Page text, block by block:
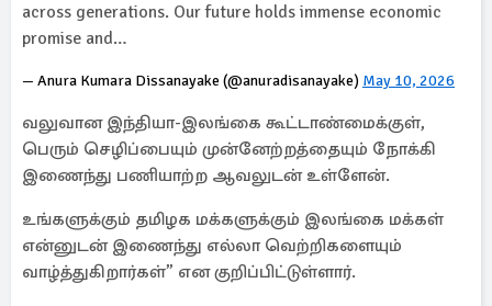
across generations. Our future holds immense economic
promise and…
— Anura Kumara Dissanayake (@anuradisanayake) May 10, 2026
வலுவான இந்தியா-இலங்கை கூட்டாண்மைக்குள்,
பெரும் செழிப்பையும் முன்னேற்றத்தையும் நோக்கி
இணைந்து பணியாற்ற ஆவலுடன் உள்ளேன்.
உங்களுக்கும் தமிழக மக்களுக்கும் இலங்கை மக்கள்
என்னுடன் இணைந்து எல்லா வெற்றிகளையும்
வாழ்த்துகிறார்கள்” என குறிப்பிட்டுள்ளார்.